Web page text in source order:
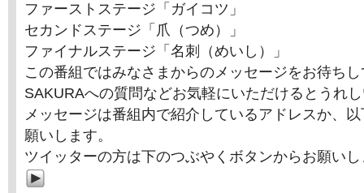
ファーストステージ「ガイコツ」
セカンドステージ「爪（つめ）」
ファイナルステージ「名刺（めいし）」
この番組ではみなさまからのメッセージをお待ち
SAKURAへの質問などお気軽にいただけるとうれ
メッセージは番組内で紹介しているアドレスか、
願いします。
ツイッターの方は下のつぶやくボタンからお願い